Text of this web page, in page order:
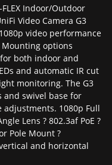
Indoor/Outdoor
Video Camera G3
video performance
options
both indoor and
and automatic IR cut
monitoring. The G3
and swivel base for
1080p Full
Lens ? 802.3af PoE ?
Pole Mount ?
and horizontal